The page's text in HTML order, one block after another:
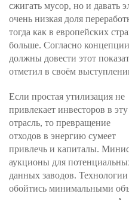
сжигать мусор, но и давать
очень низкая доля
тогда как в европейских
больше. Согласно
должны довести этот
отметил в своём
Если простая утилизация не
привлекает инвесторов в эту
отрасль, то превращение
отходов в энергию сумеет
привлечь и капиталы.
аукционы для
данных заводов.
обойтись минимальными